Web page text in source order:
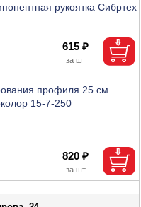
рукоятка Сибртех
615 ₽
профиля 25 см
15-7-250
820 ₽